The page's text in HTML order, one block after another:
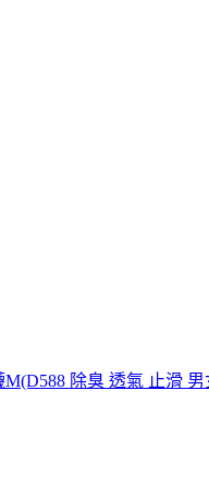
除臭 透氣 止滑 男